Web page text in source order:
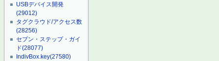
USBデバイス開発
(29012)
タグクラウド/アクセス数
(28256)
セブン・ステップ・ガイ
ド(28077)
IndivBox.key(27580)